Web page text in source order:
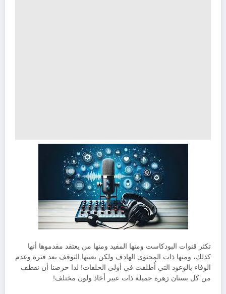
تكثر قنوات البودكاست ومنها المفيد ومنها من يعتقد مقدموها أنها
كذلك، ومنها ذات المحتوى الهادف ولكن يعيبها التوقف بعد فترة وعدم
الوفاء بالوعود التي أُطلقت في أولى الحلقات! لذا حرصنا أن نقطف
من كل بستان زهرة جميلة ذات عبير أخاذ ولون مختلف!